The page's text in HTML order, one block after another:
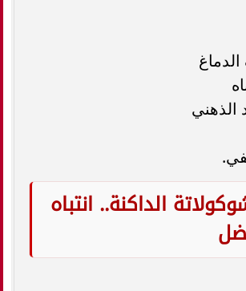
الذهني
الداكنة.. انتباه